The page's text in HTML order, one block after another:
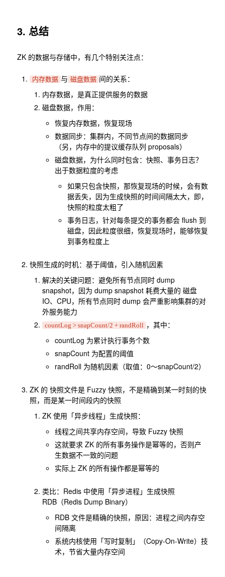
3. 总结
ZK 的数据与存储中，有几个特别关注点：
内存数据 与 磁盘数据 间的关系：
内存数据，是真正提供服务的数据
磁盘数据，作用：
恢复内存数据，恢复现场
数据同步：集群内，不同节点间的数据同步
（另，内存中的提议缓存队列 proposals）
磁盘数据，为什么同时包含：快照、事务日志？
出于数据粒度的考虑
如果只包含快照，那恢复现场的时候，会有数
据丢失，因为生成快照的时间间隔太大，即，
快照的粒度太粗了
事务日志，针对每条提交的事务都会 flush 到
磁盘，因此粒度很细，恢复现场时，能够恢复
到事务粒度上
快照生成的时机：基于阈值，引入随机因素
解决的关键问题：避免所有节点同时 dump
snapshot，因为 dump snapshot 耗费大量的 磁盘
IO、CPU，所有节点同时 dump 会严重影响集群的对
外服务能力
countLog > snapCount/2 + randRoll ，其中：
countLog 为累计执行事务个数
snapCount 为配置的阈值
randRoll 为随机因素（取值：0～snapCount/2）
ZK 的 快照文件是 Fuzzy 快照，不是精确到某一时刻的快
照，而是某一时间段内的快照
ZK 使用「异步线程」生成快照：
线程之间共享内存空间，导致 Fuzzy 快照
这就要求 ZK 的所有事务操作是幂等的，否则产
生数据不一致的问题
实际上 ZK 的所有操作都是幂等的
类比：Redis 中使用「异步进程」生成快照
RDB（Redis Dump Binary）
RDB 文件是精确的快照，原因：进程之间内存空
间隔离
系统内核使用「写时复制」（Copy-On-Write）技
术，节省大量内存空间